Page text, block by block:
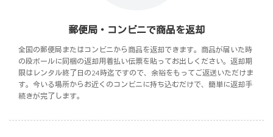
郵便局・コンビニで商品を返却
全国の郵便局またはコンビニから商品を返却できます。商品が届いた時
の段ボールに同梱の返却用着払い伝票を貼ってお出しください。返却期
限はレンタル終了日の24時迄ですので、余裕をもってご返送いただけま
す。今いる場所からお近くのコンビニに持ち込むだけで、簡単に返却手
続きが完了します。